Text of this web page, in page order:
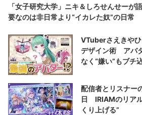
「女子研究大学」ニキ＆しろせんせー
要なのは非日常より“イカレた奴”の日常
VTuberさえきや
デザイン術 アバ
なく“嫌い”もブチ
配信者とリスナー
日 IRIAMのリア
くり上げる”